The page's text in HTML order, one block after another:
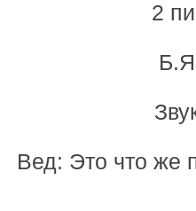
2
Вед: Это что же